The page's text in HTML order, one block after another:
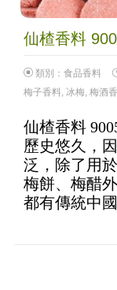
仙楂香料
類別： 食品香料
梅子香料, 冰梅, 梅酒
仙楂香料
歷史悠久，
泛，除了用
梅餅、梅醋
都有傳統中